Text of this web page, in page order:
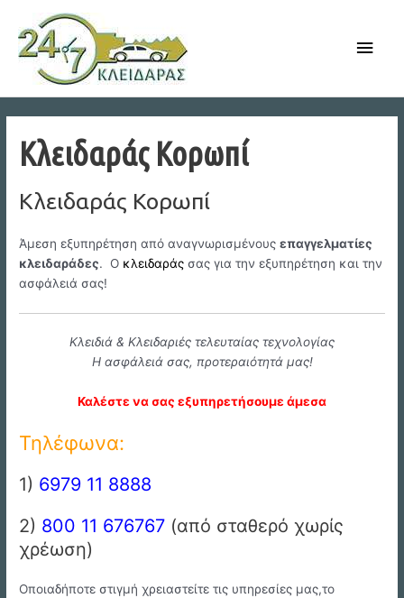
content
Main
Κλειδαράς Κορωπί
Κλειδαράς Κορωπί
Άμεση εξυπηρέτηση από αναγνωρισμένουςεπαγγελματίες
κλειδαράδες. Ο κλειδαράς σας για την εξυπηρέτηση και την
ασφάλειά σας!
Κλειδιά & Κλειδαριές τελευταίας τεχνολογίας
Η ασφάλειά σας, προτεραιότητά μας!
Καλέστε να σας εξυπηρετήσουμε άμεσα
Τηλέφωνα:
1) 6979 11 8888
2) 800 11 676767 (από σταθερό χωρίς
χρέωση)
Οποιαδήποτε στιγμή χρειαστείτε τις υπηρεσίες μας,το